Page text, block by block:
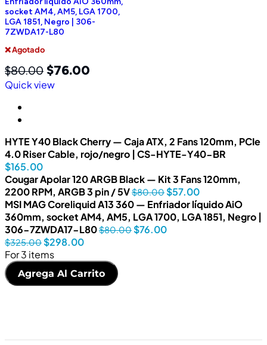
socket AM4, AM5, LGA 1700,
LGA 1851, Negro | 306-
7ZWDA17-L80
❌ Agotado
$80.00 $76.00
Quick view
HYTE Y40 Black Cherry — Caja ATX, 2 Fans 120mm, PCIe
4.0 Riser Cable, rojo/negro | CS-HYTE-Y40-BR
$165.00
Cougar Apolar 120 ARGB Black — Kit 3 Fans 120mm,
2200 RPM, ARGB 3 pin / 5V$80.00 $57.00
MSI MAG Coreliquid A13 360 — Enfriador líquido AiO
360mm, socket AM4, AM5, LGA 1700, LGA 1851, Negro |
306-7ZWDA17-L80$80.00 $76.00
$325.00 $298.00
For 3 items
Agrega Al Carrito